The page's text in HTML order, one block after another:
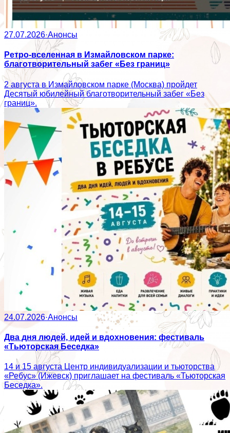
27.07.2026·Анонсы
Ретро-вселенная в Измайловском парке:
благотворительный забег «Без границ»
2 августа в Измайловском парке (Москва) пройдет
Десятый юбилейный благотворительный забег «Без
границ».
24.07.2026·Анонсы
Два дня людей, идей и вдохновения: фестиваль
«Тьюторская Беседка»
14 и 15 августа Центр индивидуализации и тьюторства
«Ребус» (Ижевск) приглашает на фестиваль «Тьюторская
Беседка».